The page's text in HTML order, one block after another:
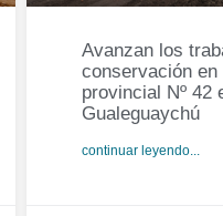
Avanzan los
conservación en
provincial Nº 42
Gualeguaychú
continuar leyendo...